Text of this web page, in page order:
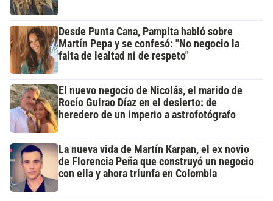
Desde Punta Cana, Pampita habló sobre
Martín Pepa y se confesó: "No negocio la
falta de lealtad ni de respeto"
El nuevo negocio de Nicolás, el marido de
Rocío Guirao Díaz en el desierto: de
heredero de un imperio a astrofotógrafo
La nueva vida de Martín Karpan, el ex novio
de Florencia Peña que construyó un negocio
con ella y ahora triunfa en Colombia